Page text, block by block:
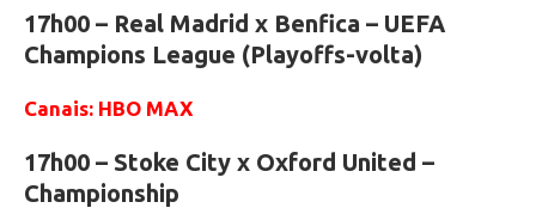
17h00 – Real Madrid x Benfica – UEFA
Champions League (Playoffs-volta)
Canais: HBO MAX
17h00 – Stoke City x Oxford United –
Championship